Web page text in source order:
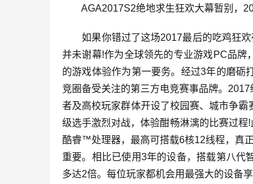
AGA2017S2绝地求生狂欢大幕暂别，
如果你错过了这场2017最后的吃鸡狂欢
并未谢幕!作为全球领先的专业游戏PC品牌
的游戏体验作为第一要务。经过3年的磨砺
竞圈备受关注的第三方电竞赛事品牌。
者及高校玩家群体开设了校园赛、城市争
级选手激烈对战，体验酣畅淋漓的比赛过
酷睿™处理器，最高可搭载6核12线程，真
重要。相比已使用3年的设备，搭载第八代
多达2倍。每位玩家都机会用最强大的设备